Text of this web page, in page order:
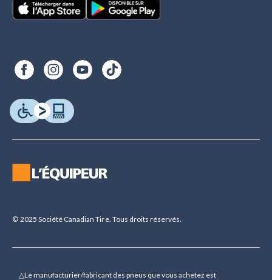
© 2025 Société Canadian Tire. Tous droits réservés.
△Le manufacturier/fabricant des pneus que vous achetez est